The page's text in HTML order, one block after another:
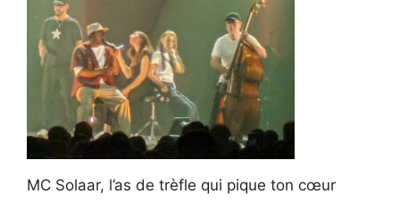
MC Solaar, l’as de trèfle qui pique ton cœur